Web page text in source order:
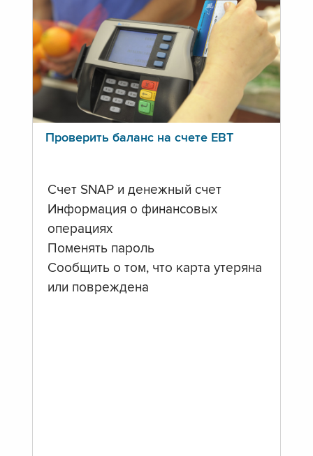
Проверить баланс на счете ЕВТ
Счет SNAP и денежный счет
Информация о финансовых
операциях
Поменять пароль
Сообщить о том, что карта утеряна
или повреждена